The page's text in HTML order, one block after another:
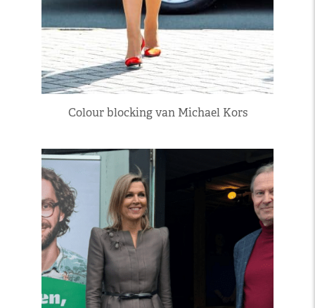
Colour blocking van Michael Kors